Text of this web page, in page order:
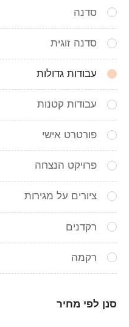
סדנה
סדנה זוגית
עבודות גדולות
עבודות קטנות
פורטרט אישי
פרויקט הנצחה
ציורים על מגירות
רקדנים
רקמה
סנן לפי מחיר